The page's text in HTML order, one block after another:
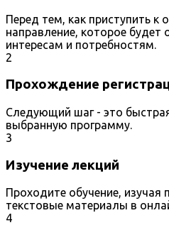
Перед тем, как приступить к
направление, которое будет
интересам и потребностям.
2
Прохождение
Следующий шаг - это
выбранную программу.
3
Изучение лекций
Проходите обучение, изучая
текстовые материалы в
4